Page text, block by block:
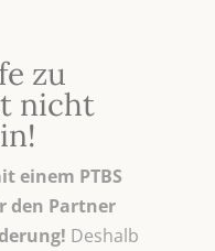
zu
nicht
einem PTBS
den Partner
Deshalb